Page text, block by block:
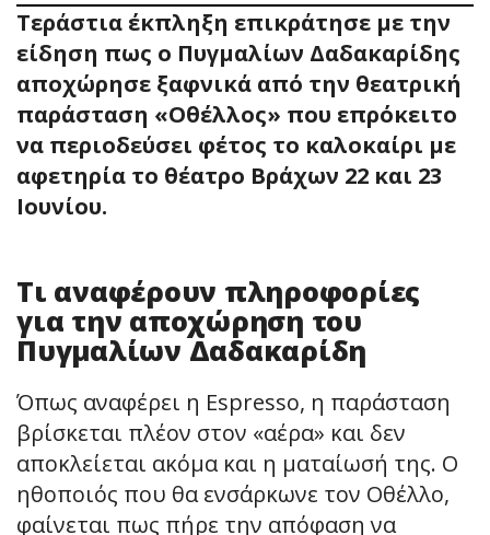
Τεράστια έκπληξη επικράτησε με την
είδηση πως ο Πυγμαλίων Δαδακαρίδης
αποχώρησε ξαφνικά από την θεατρική
παράσταση «Οθέλλος» που επρόκειτο
να περιοδεύσει φέτος το καλοκαίρι με
αφετηρία το θέατρο Βράχων 22 και 23
Ιουνίου.
Τι αναφέρουν πληροφορίες
για την αποχώρηση του
Πυγμαλίων Δαδακαρίδη
Όπως αναφέρει η Espresso, η παράσταση
βρίσκεται πλέον στον «αέρα» και δεν
αποκλείεται ακόμα και η ματαίωσή της. Ο
ηθοποιός που θα ενσάρκωνε τον Οθέλλο,
φαίνεται πως πήρε την απόφαση να